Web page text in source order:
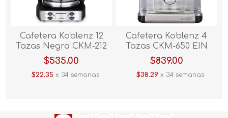
Cafetera Koblenz 12
Tazas Negra CKM-212
PIN Programable
$535.00
$22.35x 34 semanas
Cafetera Koblenz 4
Tazas CKM-650 EIN
Expresso
$839.00
$38.29 x 34 semanas